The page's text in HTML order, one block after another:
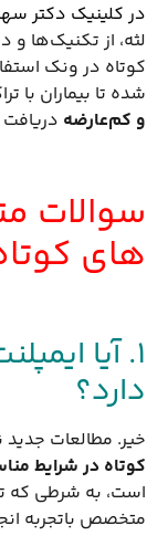
در کلینیک دکتر
لثه، از تکنیک‌ها
کوتاه در ونک
شده تا بیماران با
و کم‌عارضه دریافت
سوالات
های
۱. آیا
دارد؟
خیر. مطالعات
کوتاه در شرایط
است، به شرطی که
متخصص باتجربه